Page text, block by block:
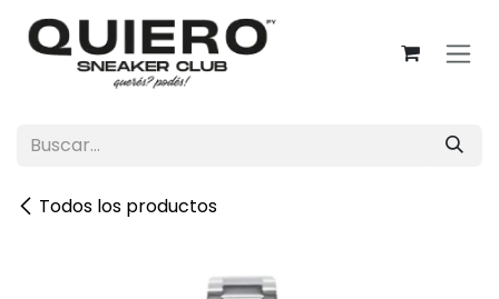
Ir al contenido
Todos los productos